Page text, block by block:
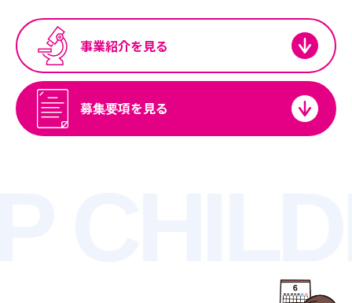
事業紹介を見る
募集要項を見る